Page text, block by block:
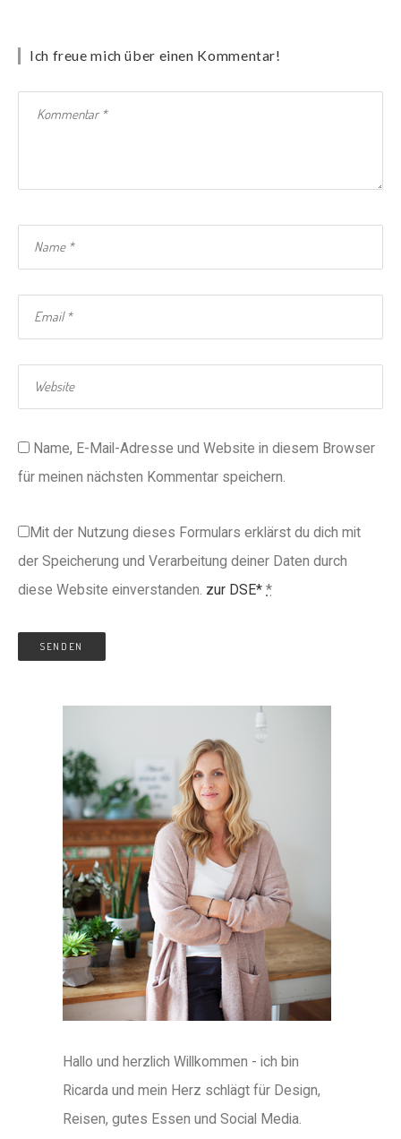
Ich freue mich über einen Kommentar!
Name, E-Mail-Adresse und Website in diesem Browser
für meinen nächsten Kommentar speichern.
Mit der Nutzung dieses Formulars erklärst du dich mit
der Speicherung und Verarbeitung deiner Daten durch
diese Website einverstanden. zur DSE* *
Hallo und herzlich Willkommen - ich bin
Ricarda und mein Herz schlägt für Design,
Reisen, gutes Essen und Social Media.